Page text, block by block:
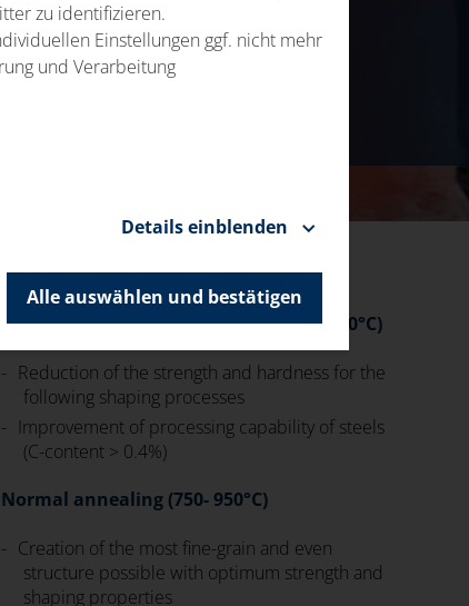
Soft annealing / GKZ annealing (680- 800°C)
Reduction of the strength and hardness for the
following shaping processes
Improvement of processing capability of steels
(C-content > 0.4%)
Normal annealing (750- 950°C)
Creation of the most fine-grain and even
structure possible with optimum strength and
shaping properties
zu identifizieren.
Einstellungen ggf. nicht mehr
und Verarbeitung
Details einblenden
Alle auswählen und bestätigen